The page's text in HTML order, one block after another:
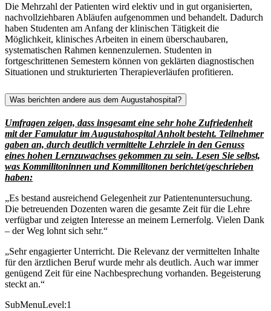
Die Mehrzahl der Patienten wird elektiv und in gut organisierten,
nachvollziehbaren Abläufen aufgenommen und behandelt. Dadurch
haben Studenten am Anfang der klinischen Tätigkeit die
Möglichkeit, klinisches Arbeiten in einem überschaubaren,
systematischen Rahmen kennenzulernen. Studenten in
fortgeschrittenen Semestern können von geklärten diagnostischen
Situationen und strukturierten Therapieverläufen profitieren.
Was berichten andere aus dem Augustahospital?
Umfragen zeigen, dass insgesamt eine sehr hohe Zufriedenheit
mit der Famulatur im Augustahospital Anholt besteht. Teilnehmer
gaben an, durch deutlich vermittelte Lehrziele in den Genuss
eines hohen Lernzuwachses gekommen zu sein. Lesen Sie selbst,
was Kommilitoninnen und Kommilitonen berichtet/geschrieben
haben:
„Es bestand ausreichend Gelegenheit zur Patientenuntersuchung.
Die betreuenden Dozenten waren die gesamte Zeit für die Lehre
verfügbar und zeigten Interesse an meinem Lernerfolg. Vielen Dank
– der Weg lohnt sich sehr.“
„Sehr engagierter Unterricht. Die Relevanz der vermittelten Inhalte
für den ärztlichen Beruf wurde mehr als deutlich. Auch war immer
genügend Zeit für eine Nachbesprechung vorhanden. Begeisterung
steckt an.“
SubMenuLevel:1